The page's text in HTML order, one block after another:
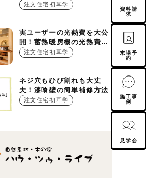
注文住宅初耳学
実ユーザーの光熱費を大公
開！蓄熱暖房機の光熱費っ
て実は○○○円！？
注文住宅初耳学
ネジ穴もひび割れも大丈
夫！漆喰壁の簡単補修方法
注文住宅初耳学
資料請
求
来場予
約
施工事
例
見学会